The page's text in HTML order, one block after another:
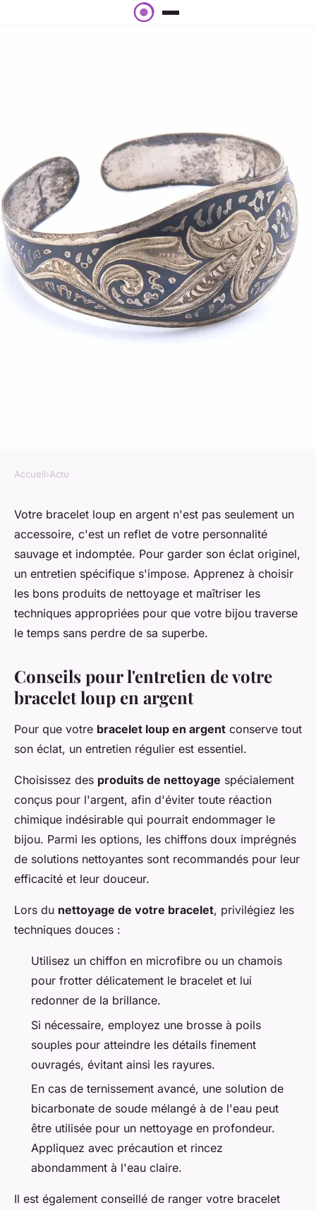
Bracelet loup en argent :
conseils d'entretien de
l'accessoire
Aurélie•16 avril 2024•3 min de lecture
Accueil›Actu
Votre bracelet loup en argent n'est pas seulement un
accessoire, c'est un reflet de votre personnalité
sauvage et indomptée. Pour garder son éclat originel,
un entretien spécifique s'impose. Apprenez à choisir
les bons produits de nettoyage et maîtriser les
techniques appropriées pour que votre bijou traverse
le temps sans perdre de sa superbe.
Conseils pour l'entretien de votre
bracelet loup en argent
Pour que votre bracelet loup en argent conserve tout
son éclat, un entretien régulier est essentiel.
Choisissez des produits de nettoyage spécialement
conçus pour l'argent, afin d'éviter toute réaction
chimique indésirable qui pourrait endommager le
bijou. Parmi les options, les chiffons doux imprégnés
de solutions nettoyantes sont recommandés pour leur
efficacité et leur douceur.
Lors du nettoyage de votre bracelet, privilégiez les
techniques douces :
Utilisez un chiffon en microfibre ou un chamois
pour frotter délicatement le bracelet et lui
redonner de la brillance.
Si nécessaire, employez une brosse à poils
souples pour atteindre les détails finement
ouvragés, évitant ainsi les rayures.
En cas de ternissement avancé, une solution de
bicarbonate de soude mélangé à de l'eau peut
être utilisée pour un nettoyage en profondeur.
Appliquez avec précaution et rincez
abondamment à l'eau claire.
Il est également conseillé de ranger votre bracelet